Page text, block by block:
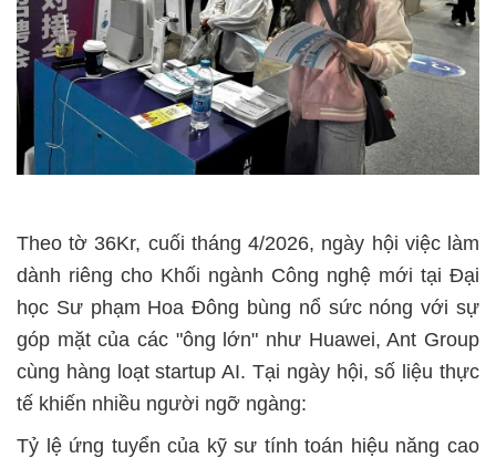
Theo tờ 36Kr, cuối tháng 4/2026, ngày hội việc làm
dành riêng cho Khối ngành Công nghệ mới tại Đại
học Sư phạm Hoa Đông bùng nổ sức nóng với sự
góp mặt của các "ông lớn" như Huawei, Ant Group
cùng hàng loạt startup AI. Tại ngày hội, số liệu thực
tế khiến nhiều người ngỡ ngàng:
Tỷ lệ ứng tuyển của kỹ sư tính toán hiệu năng cao